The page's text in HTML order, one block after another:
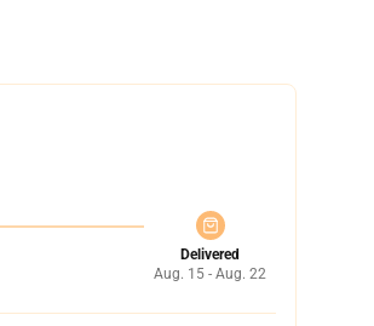
Delivered
Aug. 15 - Aug. 22